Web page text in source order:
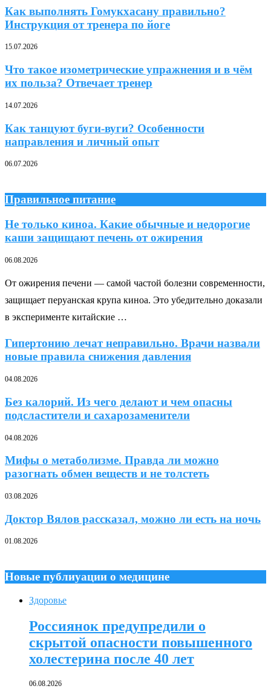
Как выполнять Гомукхасану правильно?
Инструкция от тренера по йоге
15.07.2026
Что такое изометрические упражнения и в чём
их польза? Отвечает тренер
14.07.2026
Как танцуют буги-вуги? Особенности
направления и личный опыт
06.07.2026
Правильное питание
Не только киноа. Какие обычные и недорогие
каши защищают печень от ожирения
06.08.2026
От ожирения печени — самой частой болезни современности,
защищает перуанская крупа киноа. Это убедительно доказали
в эксперименте китайские …
Гипертонию лечат неправильно. Врачи назвали
новые правила снижения давления
04.08.2026
Без калорий. Из чего делают и чем опасны
подсластители и сахарозаменители
04.08.2026
Мифы о метаболизме. Правда ли можно
разогнать обмен веществ и не толстеть
03.08.2026
Доктор Вялов рассказал, можно ли есть на ночь
01.08.2026
Новые публиуации о медицине
Здоровье
Россиянок предупредили о
скрытой опасности повышенного
холестерина после 40 лет
06.08.2026